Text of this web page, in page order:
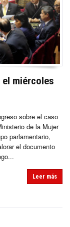
miércoles
sobre el caso
de la Mujer
parlamentario,
el documento
Leer más